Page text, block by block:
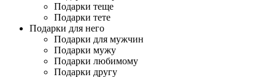
Подарки теще
Подарки тете
Подарки для него
Подарки для мужчин
Подарки мужу
Подарки любимому
Подарки другу